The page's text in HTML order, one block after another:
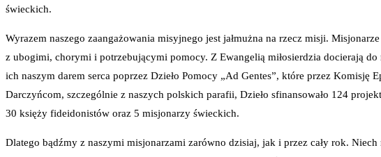
świeckich.
Wyrazem naszego zaangażowania misyjnego jest jałmużna na rzecz misji.
z ubogimi, chorymi i potrzebującymi pomocy. Z Ewangelią miłosierdzia docierają
ich naszym darem serca poprzez Dzieło Pomocy „Ad Gentes”, które przez
Darczyńcom, szczególnie z naszych polskich parafii, Dzieło sfinansowało 124
30 księży fideidonistów oraz 5 misjonarzy świeckich.
Dlatego bądźmy z naszymi misjonarzami zarówno dzisiaj, jak i przez cały rok.